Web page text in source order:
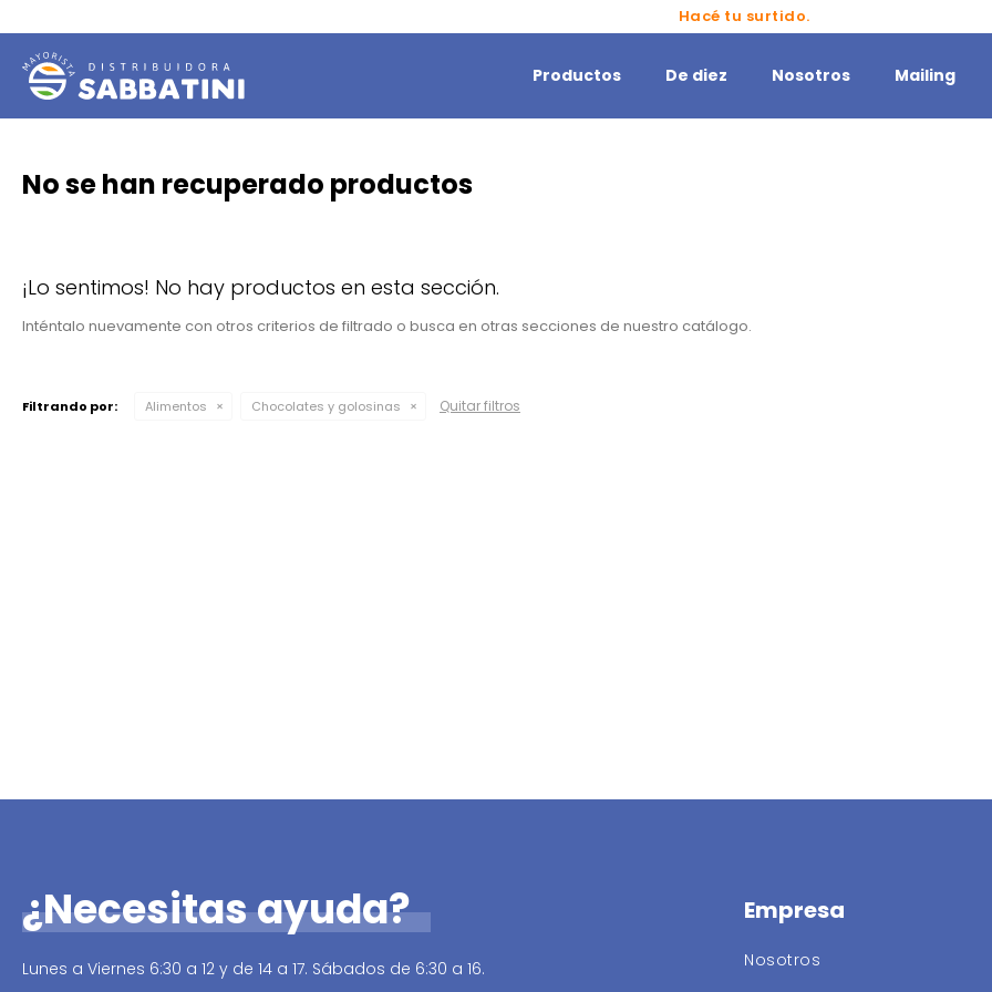
Hacé tu surtido.
Productos De diez Nosotros Mailing
No se han recuperado productos
¡Lo sentimos! No hay productos en esta sección.
Inténtalo nuevamente con otros criterios de filtrado o busca en otras secciones de nuestro catálogo.
Filtrando por: Alimentos Chocolates y golosinas Quitar filtros
¿Necesitas ayuda?
Lunes a Viernes 6:30 a 12 y de 14 a 17. Sábados de 6:30 a 16.
Empresa
Nosotros